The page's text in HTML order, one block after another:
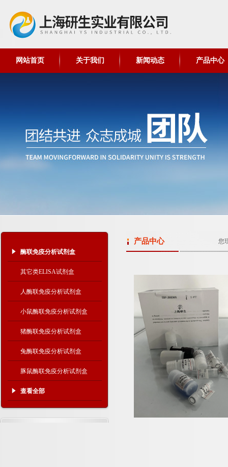
网站首页 关于我们 新闻动态 产品中心
酶联免疫分析试剂盒
其它类ELISA试剂盒
人酶联免疫分析试剂盒
小鼠酶联免疫分析试剂盒
猪酶联免疫分析试剂盒
兔酶联免疫分析试剂盒
豚鼠酶联免疫分析试剂盒
查看全部
产品中心 您